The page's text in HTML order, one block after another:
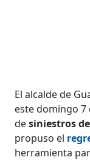
El alcalde de
este domingo 7
desiniestros
propuso el
herramienta